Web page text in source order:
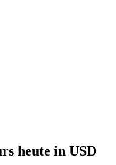
heute in USD